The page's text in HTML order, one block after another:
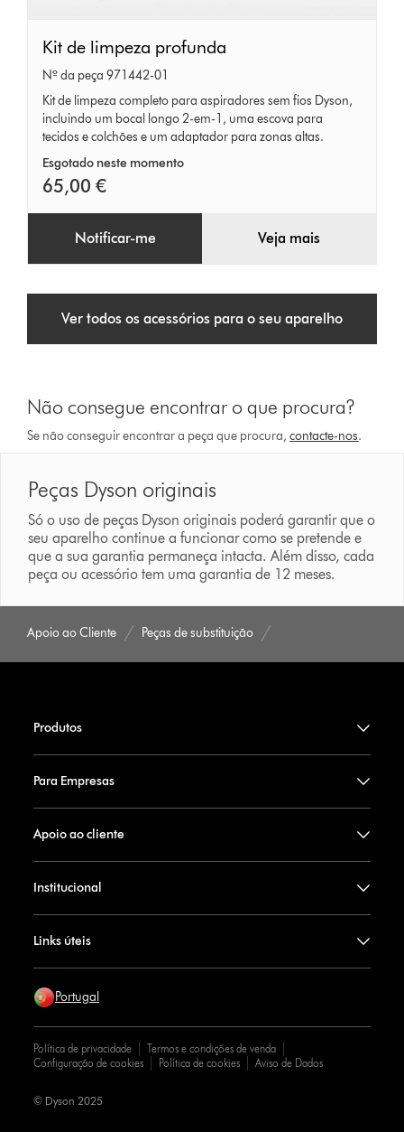
Kit
de
limpeza
profunda
Kit de limpeza profunda
Nº da peça 971442-01
Kit de limpeza completo para aspiradores sem fios Dyson,
incluindo um bocal longo 2-em-1, uma escova para
tecidos e colchões e um adaptador para zonas altas.
Esgotado neste momento
65,00 €
Notificar-me Veja mais
Ver todos os acessórios para o seu aparelho
Não consegue encontrar o que procura?
Se não conseguir encontrar a peça que procura,contacte-nos.
Peças Dyson originais
Só o uso de peças Dyson originais poderá garantir que o
seu aparelho continue a funcionar como se pretende e
que a sua garantia permaneça intacta. Além disso, cada
peça ou acessório tem uma garantia de 12 meses.
Apoio ao Cliente Peças de substituição
Produtos
Para Empresas
Apoio ao cliente
Institucional
Links úteis
Portugal
Política de privacidade
Termos e condições de venda
Configuração de cookies
Política de cookies Aviso de Dados
© Dyson 2025